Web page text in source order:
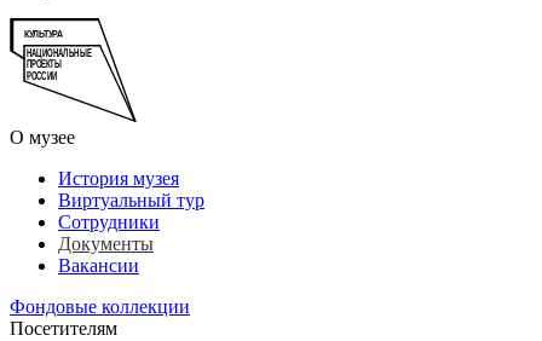
О музее
История музея
Виртуальный тур
Сотрудники
Документы
Вакансии
Фондовые коллекции
Посетителям